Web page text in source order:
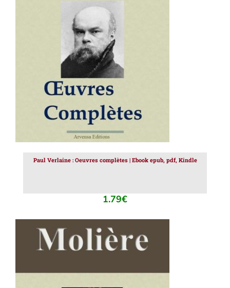
AJOUTER AU PANIER /
Paul Verlaine : Oeuvres complètes | Ebook epub, pdf, Kindle
1.79€